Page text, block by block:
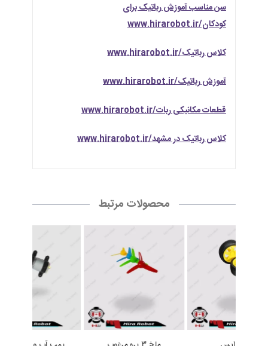
سن مناسب آموزش رباتیک برای
کودکان/www.hirarobot.ir
کلاس رباتیک/www.hirarobot.ir
آموزش رباتیک/www.hirarobot.ir
قطعات مکانیکی ربات/www.hirarobot.ir
کلاس رباتیک در مشهد/www.hirarobot.ir
محصولات مرتبط